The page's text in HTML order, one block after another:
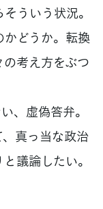
ういう状況。
どうか。転換
考え方をぶつ
、虚偽答弁。
真っ当な政治
議論したい。